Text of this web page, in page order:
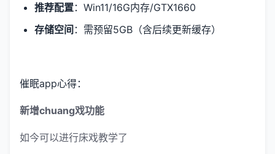
​推荐配置​​：Win11/16G内存/GTX1660
​存储空间​ ​：需预留5GB（含后续更新缓存）
催眠app心得：
新增chuang戏功能
如今可以进行床戏教学了